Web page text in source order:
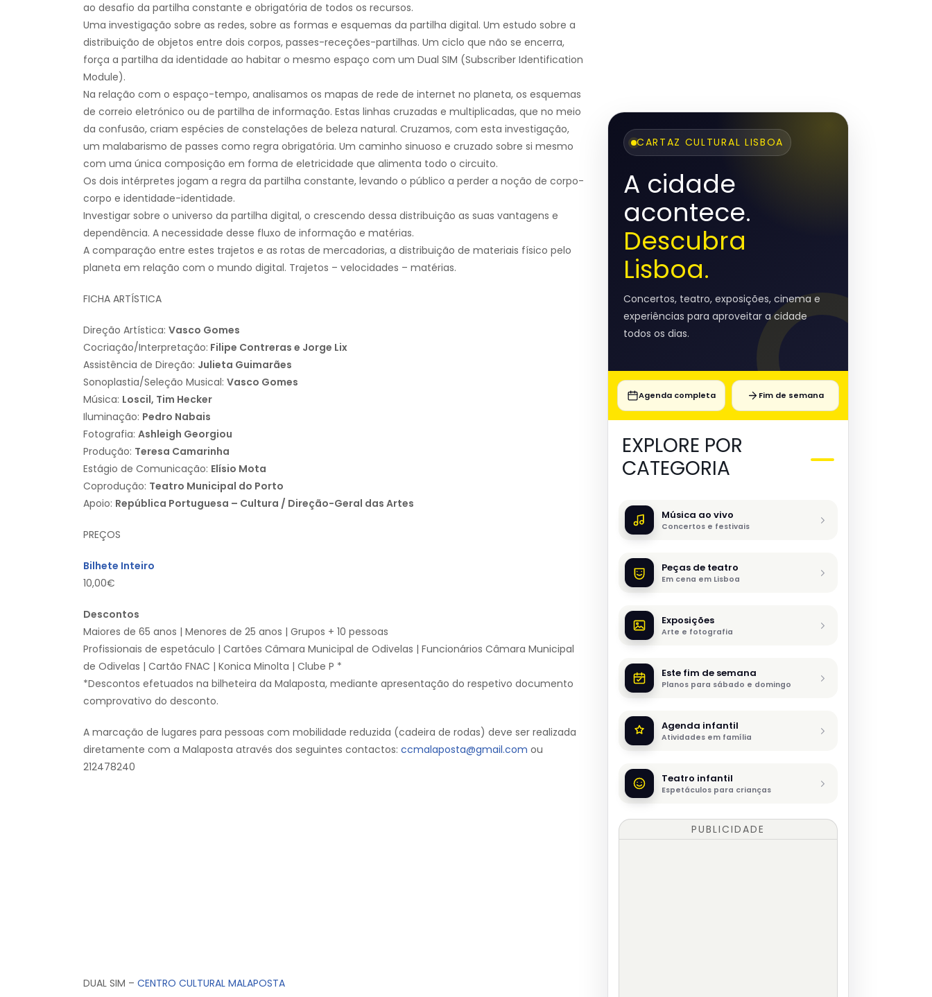
ao desafio da partilha constante e obrigatória de todos os recursos.
Uma investigação sobre as redes, sobre as formas e esquemas da partilha digital. Um estudo sobre a
distribuição de objetos entre dois corpos, passes-receções-partilhas. Um ciclo que não se encerra,
força a partilha da identidade ao habitar o mesmo espaço com um Dual SIM (Subscriber Identification
Module).
Na relação com o espaço-tempo, analisamos os mapas de rede de internet no planeta, os esquemas
de correio eletrónico ou de partilha de informação. Estas linhas cruzadas e multiplicadas, que no meio
da confusão, criam espécies de constelações de beleza natural. Cruzamos, com esta investigação,
um malabarismo de passes como regra obrigatória. Um caminho sinuoso e cruzado sobre si mesmo
com uma única composição em forma de eletricidade que alimenta todo o circuito.
Os dois intérpretes jogam a regra da partilha constante, levando o público a perder a noção de corpo-
corpo e identidade-identidade.
Investigar sobre o universo da partilha digital, o crescendo dessa distribuição as suas vantagens e
dependência. A necessidade desse fluxo de informação e matérias.
A comparação entre estes trajetos e as rotas de mercadorias, a distribuição de materiais físico pelo
planeta em relação com o mundo digital. Trajetos – velocidades – matérias.
FICHA ARTÍSTICA
Direção Artística: Vasco Gomes
Cocriação/Interpretação: Filipe Contreras e Jorge Lix
Assistência de Direção: Julieta Guimarães
Sonoplastia/Seleção Musical: Vasco Gomes
Música: Loscil, Tim Hecker
Iluminação: Pedro Nabais
Fotografia: Ashleigh Georgiou
Produção: Teresa Camarinha
Estágio de Comunicação: Elísio Mota
Coprodução: Teatro Municipal do Porto
Apoio: República Portuguesa – Cultura / Direção-Geral das Artes
PREÇOS
Bilhete Inteiro
10,00€
Descontos
Maiores de 65 anos | Menores de 25 anos | Grupos + 10 pessoas
Profissionais de espetáculo | Cartões Câmara Municipal de Odivelas | Funcionários Câmara Municipal
de Odivelas | Cartão FNAC | Konica Minolta | Clube P *
*Descontos efetuados na bilheteira da Malaposta, mediante apresentação do respetivo documento
comprovativo do desconto.
A marcação de lugares para pessoas com mobilidade reduzida (cadeira de rodas) deve ser realizada
diretamente com a Malaposta através dos seguintes contactos: ccmalaposta@gmail.com ou
212478240
DUAL SIM – CENTRO CULTURAL MALAPOSTA
CARTAZ CULTURAL LISBOA
A cidade
acontece.
Descubra
Lisboa.
Concertos, teatro, exposições, cinema e
experiências para aproveitar a cidade
todos os dias.
Agenda completa Fim de semana
EXPLORE POR
CATEGORIA
Música ao vivo
Concertos e festivais
Peças de teatro
Em cena em Lisboa
Exposições
Arte e fotografia
Este fim de semana
Planos para sábado e domingo
Agenda infantil
Atividades em família
Teatro infantil
Espetáculos para crianças
PUBLICIDADE